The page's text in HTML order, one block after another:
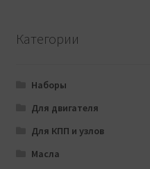
Категории
Наборы
Для двигателя
Для КПП и узлов
Масла